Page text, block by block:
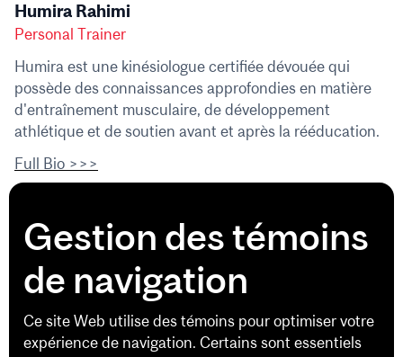
Humira Rahimi
Personal Trainer
Humira est une kinésiologue certifiée dévouée qui
possède des connaissances approfondies en matière
d'entraînement musculaire, de développement
athlétique et de soutien avant et après la rééducation.
Full Bio >>>
Gestion des témoins
de navigation
Ce site Web utilise des témoins pour optimiser votre
expérience de navigation. Certains sont essentiels